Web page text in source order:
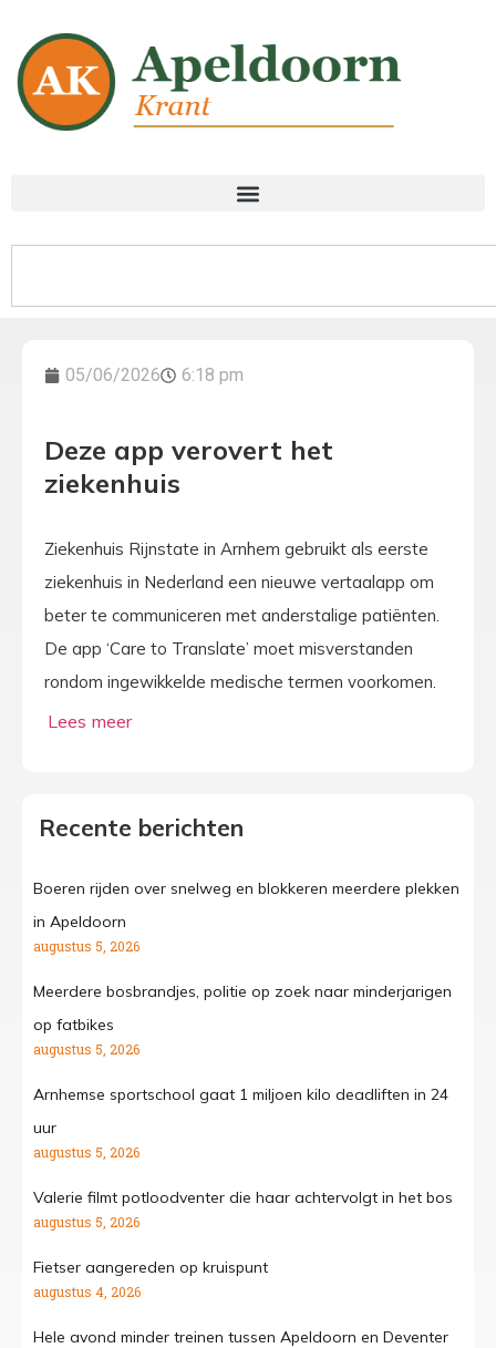
05/06/2026 6:18 pm
Deze app verovert het
ziekenhuis
Ziekenhuis Rijnstate in Arnhem gebruikt als eerste
ziekenhuis in Nederland een nieuwe vertaalapp om
beter te communiceren met anderstalige patiënten.
De app ‘Care to Translate’ moet misverstanden
rondom ingewikkelde medische termen voorkomen.
Recente berichten
Boeren rijden over snelweg en blokkeren meerdere plekken
in Apeldoorn
augustus 5, 2026
Meerdere bosbrandjes, politie op zoek naar minderjarigen
op fatbikes
augustus 5, 2026
Arnhemse sportschool gaat 1 miljoen kilo deadliften in 24
uur
augustus 5, 2026
Valerie filmt potloodventer die haar achtervolgt in het bos
augustus 5, 2026
Fietser aangereden op kruispunt
augustus 4, 2026
Hele avond minder treinen tussen Apeldoorn en Deventer